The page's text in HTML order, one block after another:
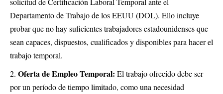
Departamento de Trabajo de los EEUU (DOL). Ello incluye
probar que no hay suficientes trabajadores estadounidenses que
sean capaces, dispuestos, cualificados y disponibles para hacer el
trabajo temporal.
Oferta de Empleo Temporal: El trabajo ofrecido debe ser
por un período de tiempo limitado, como una necesidad